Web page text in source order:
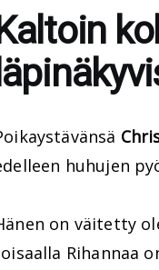
huhujen
on väitetty
Rihannaa